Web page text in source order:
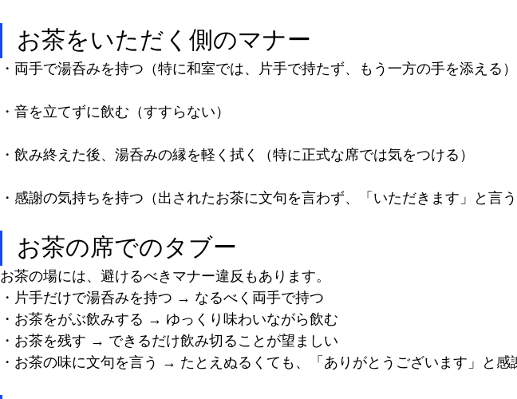
お茶をいただく側のマナー
・両手で湯呑みを持つ（特に和室では、片手で持たず、もう一方の手を添える）
・音を立てずに飲む（すすらない）
・飲み終えた後、湯呑みの縁を軽く拭く（特に正式な席では気をつける）
・感謝の気持ちを持つ（出されたお茶に文句を言わず、「いただきます」と言う
お茶の席でのタブー
お茶の場には、避けるべきマナー違反もあります。
・片手だけで湯呑みを持つ → なるべく両手で持つ
・お茶をがぶ飲みする → ゆっくり味わいながら飲む
・お茶を残す → できるだけ飲み切ることが望ましい
・お茶の味に文句を言う → たとえぬるくても、「ありがとうございます」と感